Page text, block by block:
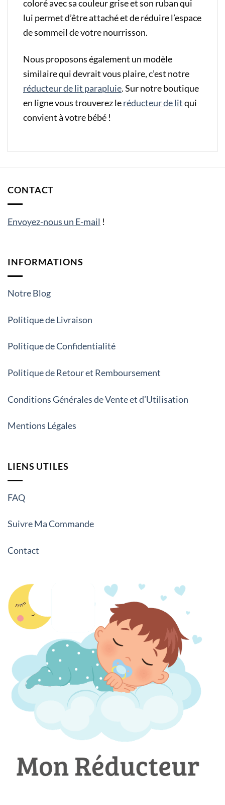
coloré avec sa couleur grise et son ruban qui
lui permet d’être attaché et de réduire l’espace
de sommeil de votre nourrisson.
Nous proposons également un modèle
similaire qui devrait vous plaire, c’est notre
réducteur de lit parapluie. Sur notre boutique
en ligne vous trouverez leréducteur de litqui
convient à votre bébé !
CONTACT
Envoyez-nous un E-mail !
INFORMATIONS
Notre Blog
Politique de Livraison
Politique de Confidentialité
Politique de Retour et Remboursement
Conditions Générales de Vente et d’Utilisation
Mentions Légales
LIENS UTILES
FAQ
Suivre Ma Commande
Contact